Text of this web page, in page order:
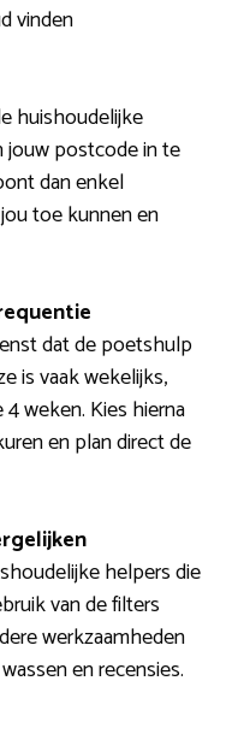
vinden
huishoudelijke
jouw postcode in te
dan enkel
toe kunnen en
dat de poetshulp
is vaak wekelijks,
weken. Kies hierna
en plan direct de
helpers die
van de filters
werkzaamheden
en recensies.